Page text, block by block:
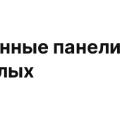
панели